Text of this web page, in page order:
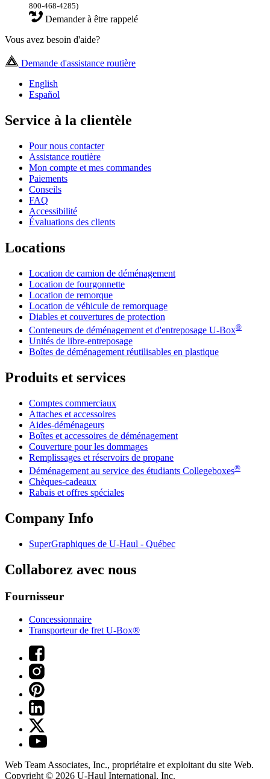
800-468-4285)
Demander à être rappelé
Vous avez besoin d'aide?
Demande d'assistance routière
English
Español
Service à la clientèle
Pour nous contacter
Assistance routière
Mon compte et mes commandes
Paiements
Conseils
FAQ
Accessibilité
Évaluations des clients
Locations
Location de camion de déménagement
Location de fourgonnette
Location de remorque
Location de véhicule de remorquage
Diables et couvertures de protection
Conteneurs de déménagement et d'entreposage U-Box®
Unités de libre-entreposage
Boîtes de déménagement réutilisables en plastique
Produits et services
Comptes commerciaux
Attaches et accessoires
Aides-déménageurs
Boîtes et accessoires de déménagement
Couverture pour les dommages
Remplissages et réservoirs de propane
Déménagement au service des étudiants Collegeboxes®
Chèques-cadeaux
Rabais et offres spéciales
Company Info
SuperGraphiques de U-Haul - Québec
Collaborez avec nous
Fournisseur
Concessionnaire
Transporteur de fret U-Box®
Web Team Associates, Inc., propriétaire et exploitant du site Web.
Copyright © 2026 U-Haul International, Inc.